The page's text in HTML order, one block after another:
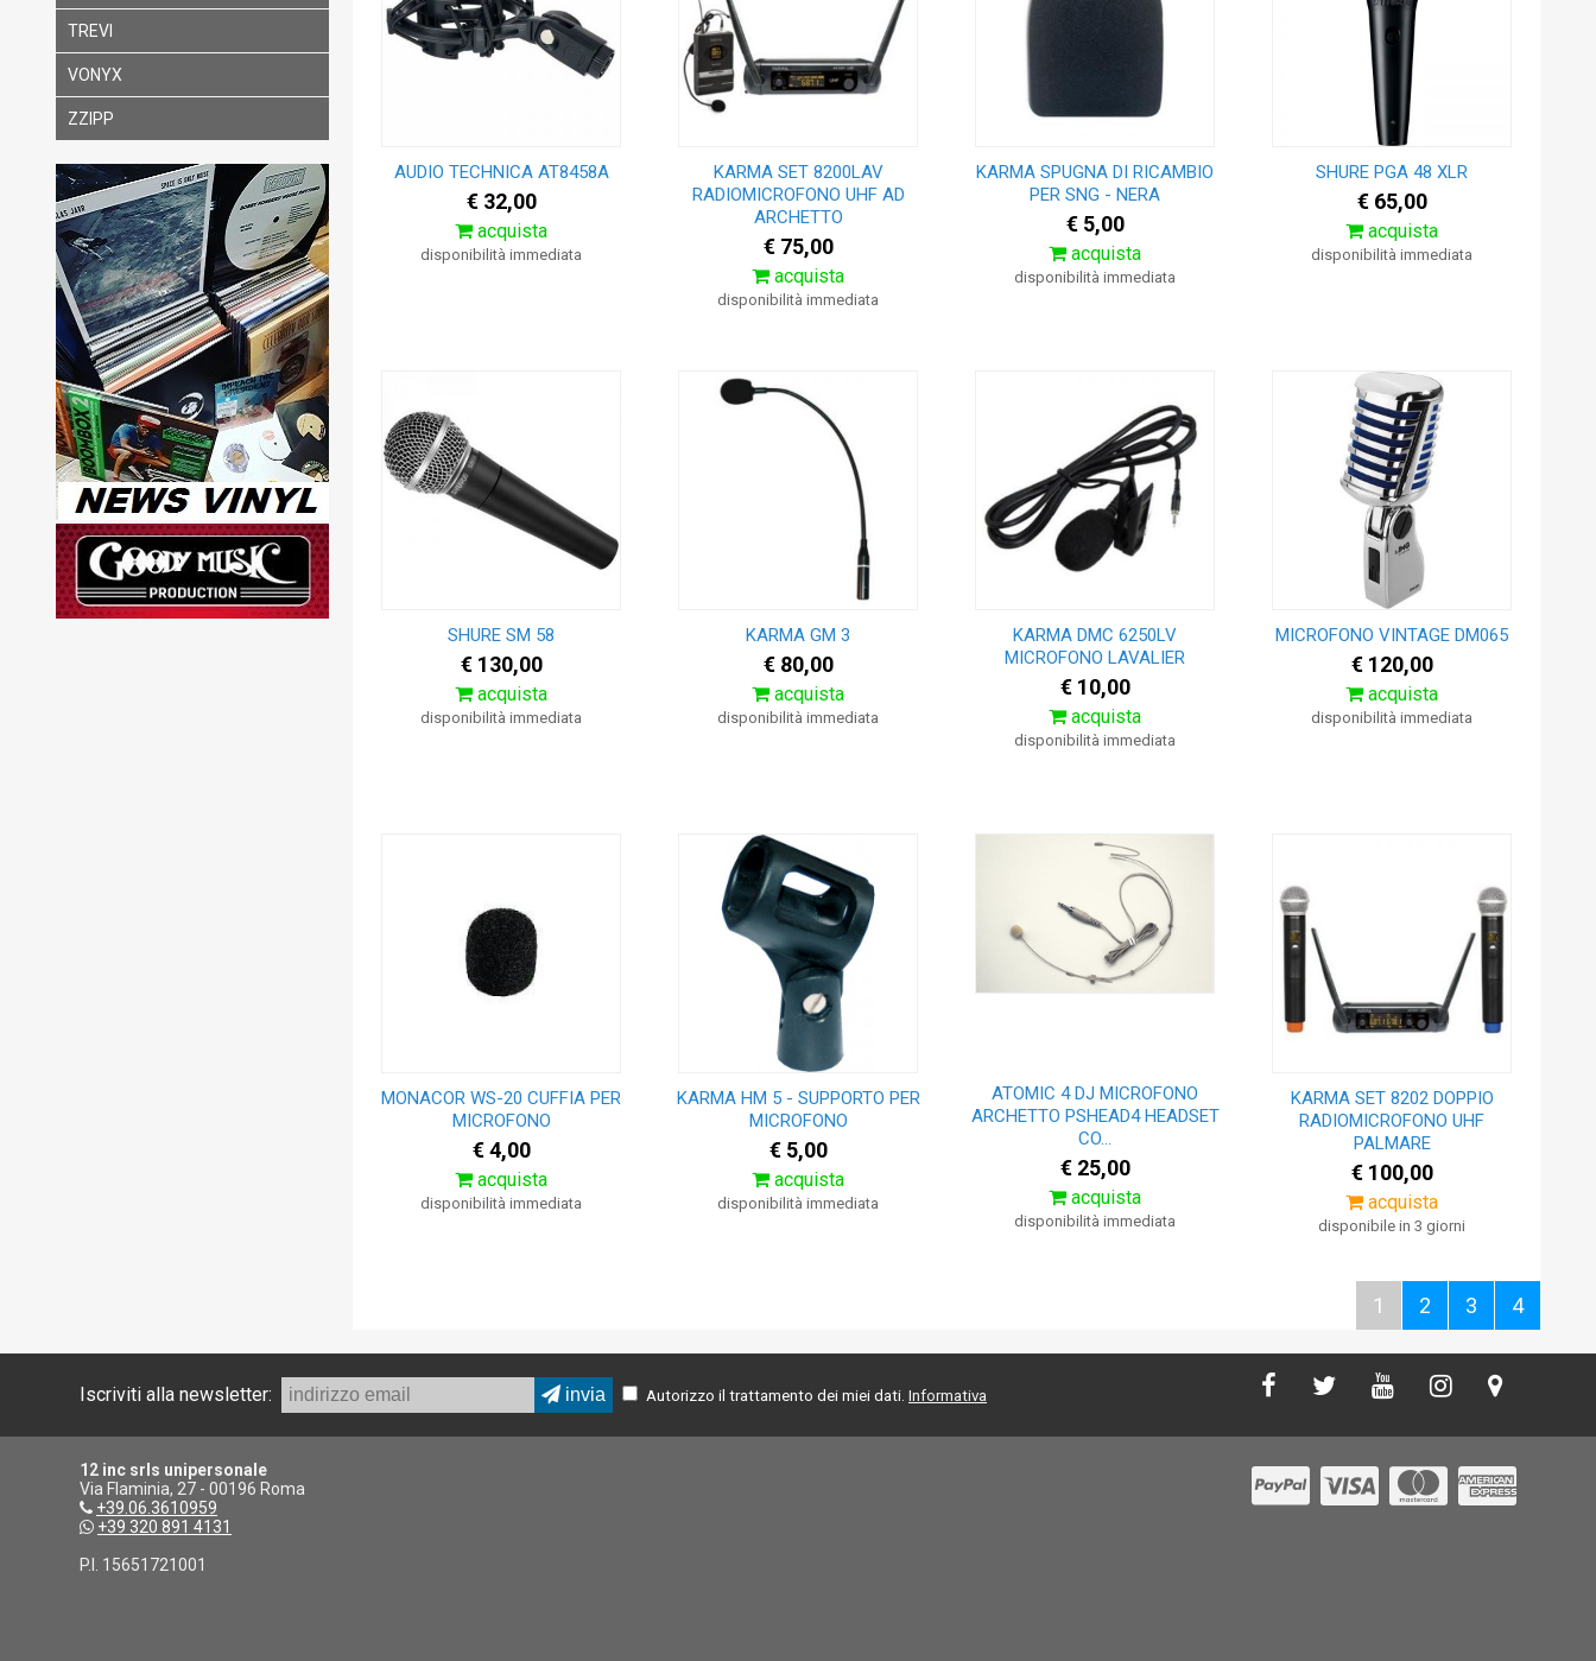
TREVI
VONYX
ZZIPP
AUDIO TECHNICA AT8458A
€ 32,00
acquista
disponibilità immediata
KARMA SET 8200LAV
RADIOMICROFONO UHF AD
ARCHETTO
€ 75,00
acquista
disponibilità immediata
KARMA SPUGNA DI RICAMBIO
PER SNG - NERA
€ 5,00
acquista
disponibilità immediata
SHURE PGA 48 XLR
€ 65,00
acquista
disponibilità immediata
SHURE SM 58
€ 130,00
acquista
disponibilità immediata
KARMA GM 3
€ 80,00
acquista
disponibilità immediata
KARMA DMC 6250LV
MICROFONO LAVALIER
€ 10,00
acquista
disponibilità immediata
MICROFONO VINTAGE DM065
€ 120,00
acquista
disponibilità immediata
MONACOR WS-20 CUFFIA PER
MICROFONO
€ 4,00
acquista
disponibilità immediata
KARMA HM 5 - SUPPORTO PER
MICROFONO
€ 5,00
acquista
disponibilità immediata
ATOMIC 4 DJ MICROFONO
ARCHETTO PSHEAD4 HEADSET
CO...
€ 25,00
acquista
disponibilità immediata
KARMA SET 8202 DOPPIO
RADIOMICROFONO UHF
PALMARE
€ 100,00
acquista
disponibile in 3 giorni
1 2 3 4
Iscriviti alla newsletter: invia Autorizzo il trattamento dei miei dati. Informativa
12 inc srls unipersonale
Via Flaminia, 27 - 00196 Roma
+39.06.3610959
+39 320 891 4131
P.I. 15651721001